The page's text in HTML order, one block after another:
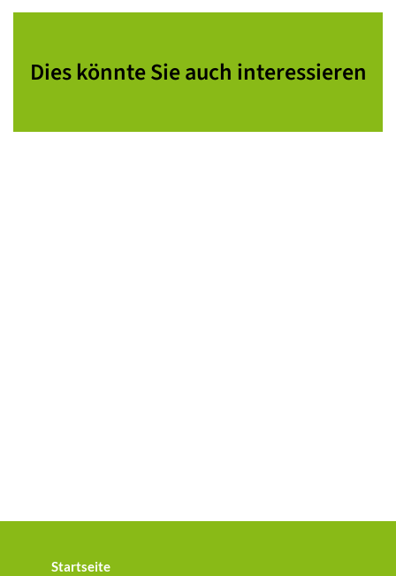
Dies könnte Sie auch interessieren
Startseite